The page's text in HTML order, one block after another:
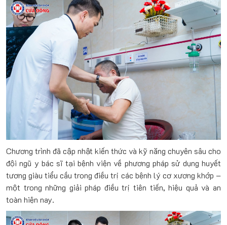
Chương trình đã cập nhật kiến thức và kỹ năng chuyên sâu cho
đội ngũ y bác sĩ tại bệnh viện về phương pháp sử dụng huyết
tương giàu tiểu cầu trong điều trị các bệnh lý cơ xương khớp –
một trong những giải pháp điều trị tiên tiến, hiệu quả và an
toàn hiện nay.